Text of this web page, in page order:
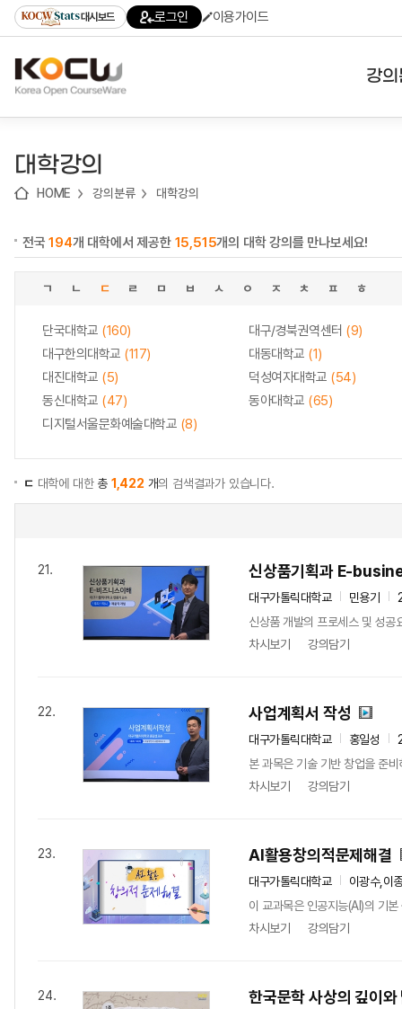
기
기
기
content)
가
대시보드 로그인 이용가이드
강
대학강의
HOME 강의분류 대학강의
전국194개 대학에서 제공한 15,515개의 대학 강의를 만나보세요!
ㄱ ㄴ ㄷ ㄹ ㅁ ㅂ ㅅ ㅇ ㅈ ㅊ ㅍ ㅎ
단국대학교 (160) 대구/경북권역센터 (9)
대구한의대학교 (117) 대동대학교 (1)
대진대학교 (5) 덕성여자대학교 (54)
동신대학교 (47) 동아대학교 (65)
디지털서울문화예술대학교 (8)
ㄷ 대학에 대한총 1,422 개의 검색결과가 있습니다.
21. 신상품기획과 E-
대구가톨릭대학교 민용기
신상품 개발의 프로세스 및 성
차시보기
강의담기
22. 사업계획서 작성
대구가톨릭대학교 홍일성
본 과목은 기술 기반 창업을 준
차시보기
강의담기
23. AI활용창의적문제해결
대구가톨릭대학교
이광수,이
이 교과목은 인공지능(AI)의 기
차시보기
강의담기
24. 한국문학 사상의 깊이와